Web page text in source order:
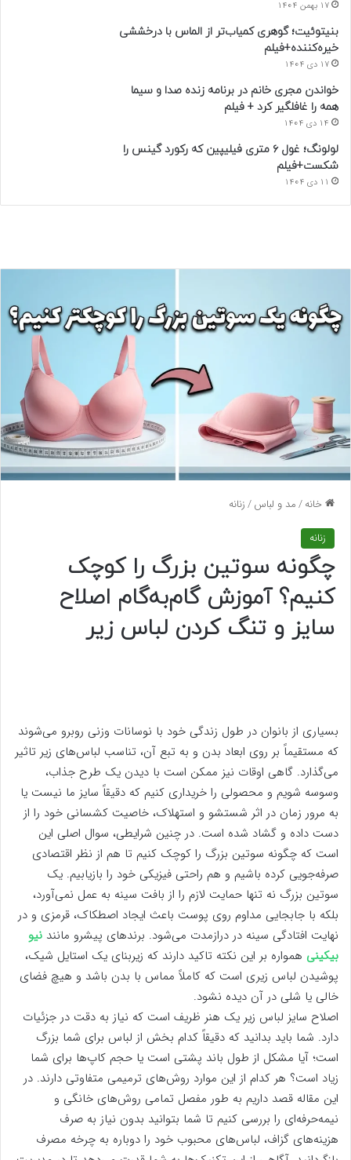
17 بهمن 1404
بنیتوئیت؛ گوهری کمیاب‌تر از الماس با درخششی
خیره‌کننده+فیلم
17 دی 1404
خواندن مجری خانم در برنامه زنده صدا و سیما
همه را غافلگیر کرد + فیلم
14 دی 1404
لولونگ؛ غول ۶ متری فیلیپین که رکورد گینس را
شکست+فیلم
11 دی 1404